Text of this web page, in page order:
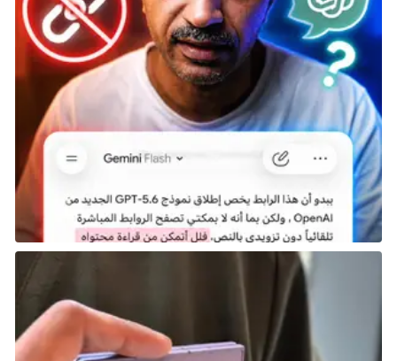
تدريب وتطوير اللاعبين من الهواة حتى مستوى
الاحتراف.
استضافة بطولات محلية وإقليمية وعالمية على مدار
توفير مساحات عمل للمستثمرين ورواد الأعمال في
القطاع.
دعم صناعة المحتوى الرقمي وصناع الألعاب.
خلق بيئة متكاملة تدعم الابتكار والإبداع في الألعاب
الإلكترونية.
امتدادًا لرؤيتنا، نتحدى أنفسنا،